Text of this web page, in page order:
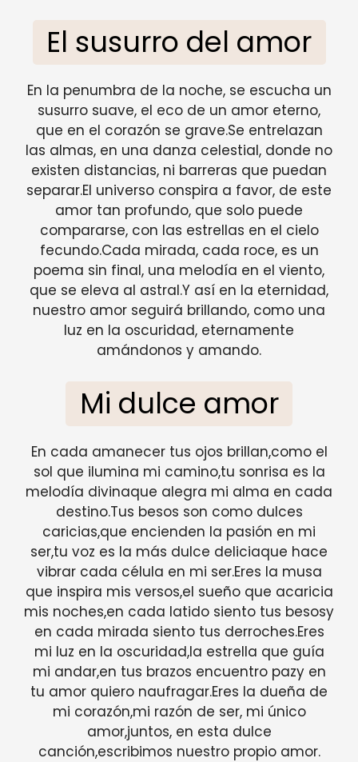
El susurro del amor
En la penumbra de la noche, se escucha un
susurro suave, el eco de un amor eterno,
que en el corazón se grave.Se entrelazan
las almas, en una danza celestial, donde no
existen distancias, ni barreras que puedan
separar.El universo conspira a favor, de este
amor tan profundo, que solo puede
compararse, con las estrellas en el cielo
fecundo.Cada mirada, cada roce, es un
poema sin final, una melodía en el viento,
que se eleva al astral.Y así en la eternidad,
nuestro amor seguirá brillando, como una
luz en la oscuridad, eternamente
amándonos y amando.
Mi dulce amor
En cada amanecer tus ojos brillan,como el
sol que ilumina mi camino,tu sonrisa es la
melodía divinaque alegra mi alma en cada
destino.Tus besos son como dulces
caricias,que encienden la pasión en mi
ser,tu voz es la más dulce deliciaque hace
vibrar cada célula en mi ser.Eres la musa
que inspira mis versos,el sueño que acaricia
mis noches,en cada latido siento tus besosy
en cada mirada siento tus derroches.Eres
mi luz en la oscuridad,la estrella que guía
mi andar,en tus brazos encuentro pazy en
tu amor quiero naufragar.Eres la dueña de
mi corazón,mi razón de ser, mi único
amor,juntos, en esta dulce
canción,escribimos nuestro propio amor.